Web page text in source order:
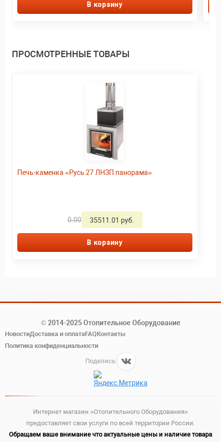
В корзину
ПРОСМОТРЕННЫЕ ТОВАРЫ
Печь-каменка «Русь 27 ЛНЗП панорама»
0.00 35511.01 руб.
В корзину
© 2014-2025 Отопительное Оборудование
НовостиДоставка и оплатаFAQКонтакты
Политика конфиденциальности
Поделись:
Интернет магазин «Отопительного Оборудования»
предоставляет свои услуги по всей территории России.
Обращаем ваше внимание что актуальные цены и наличие товара